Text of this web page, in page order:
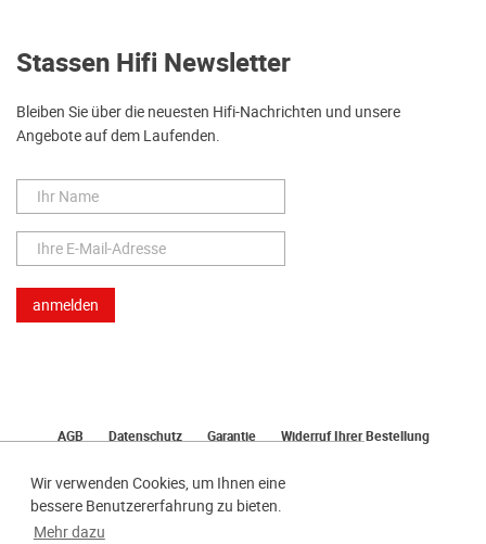
Wir verwenden Cookies, um Ihnen eine
bessere Benutzererfahrung zu bieten.
Mehr dazu
Stassen Hifi Newsletter
Bleiben Sie über die neuesten Hifi-Nachrichten und unsere
Angebote auf dem Laufenden.
AGB Datenschutz Garantie
Widerruf Ihrer Bestellung